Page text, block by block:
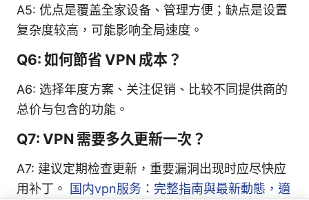
A5: 优点是覆盖全家设备、管理方便；缺点是设置
复杂度较高，可能影响全局速度。
Q6: 如何節省 VPN 成本？
A6: 选择年度方案、关注促销、比较不同提供商的
总价与包含的功能。
Q7: VPN 需要多久更新一次？
A7: 建议定期检查更新，重要漏洞出现时应尽快应
用补丁。
国内vpn服务：完整指南與最新動態，適